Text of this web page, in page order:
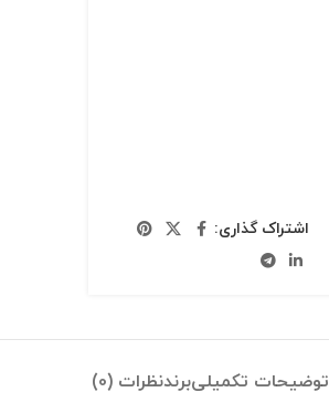
اشتراک گذاری:
توضیحات تکمیلیبرندنظرات (0)